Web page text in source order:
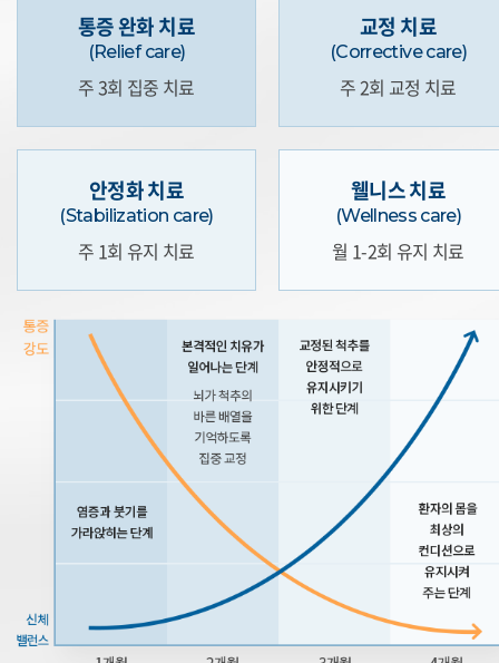
통증 완화 치료
(Relief care)
주 3회 집중 치료
교정 치료
(Corrective care)
주 2회 교정 치료
안정화 치료
(Stabilization care)
주 1회 유지 치료
웰니스 치료
(Wellness care)
월 1-2회 유지 치료